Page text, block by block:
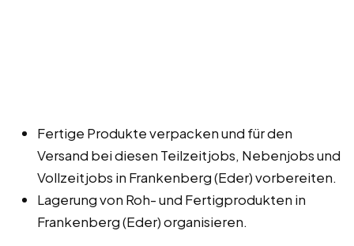
Fertige Produkte verpacken und für den
Versand bei diesen Teilzeitjobs, Nebenjobs und
Vollzeitjobs in Frankenberg (Eder) vorbereiten.
Lagerung von Roh- und Fertigprodukten in
Frankenberg (Eder) organisieren.